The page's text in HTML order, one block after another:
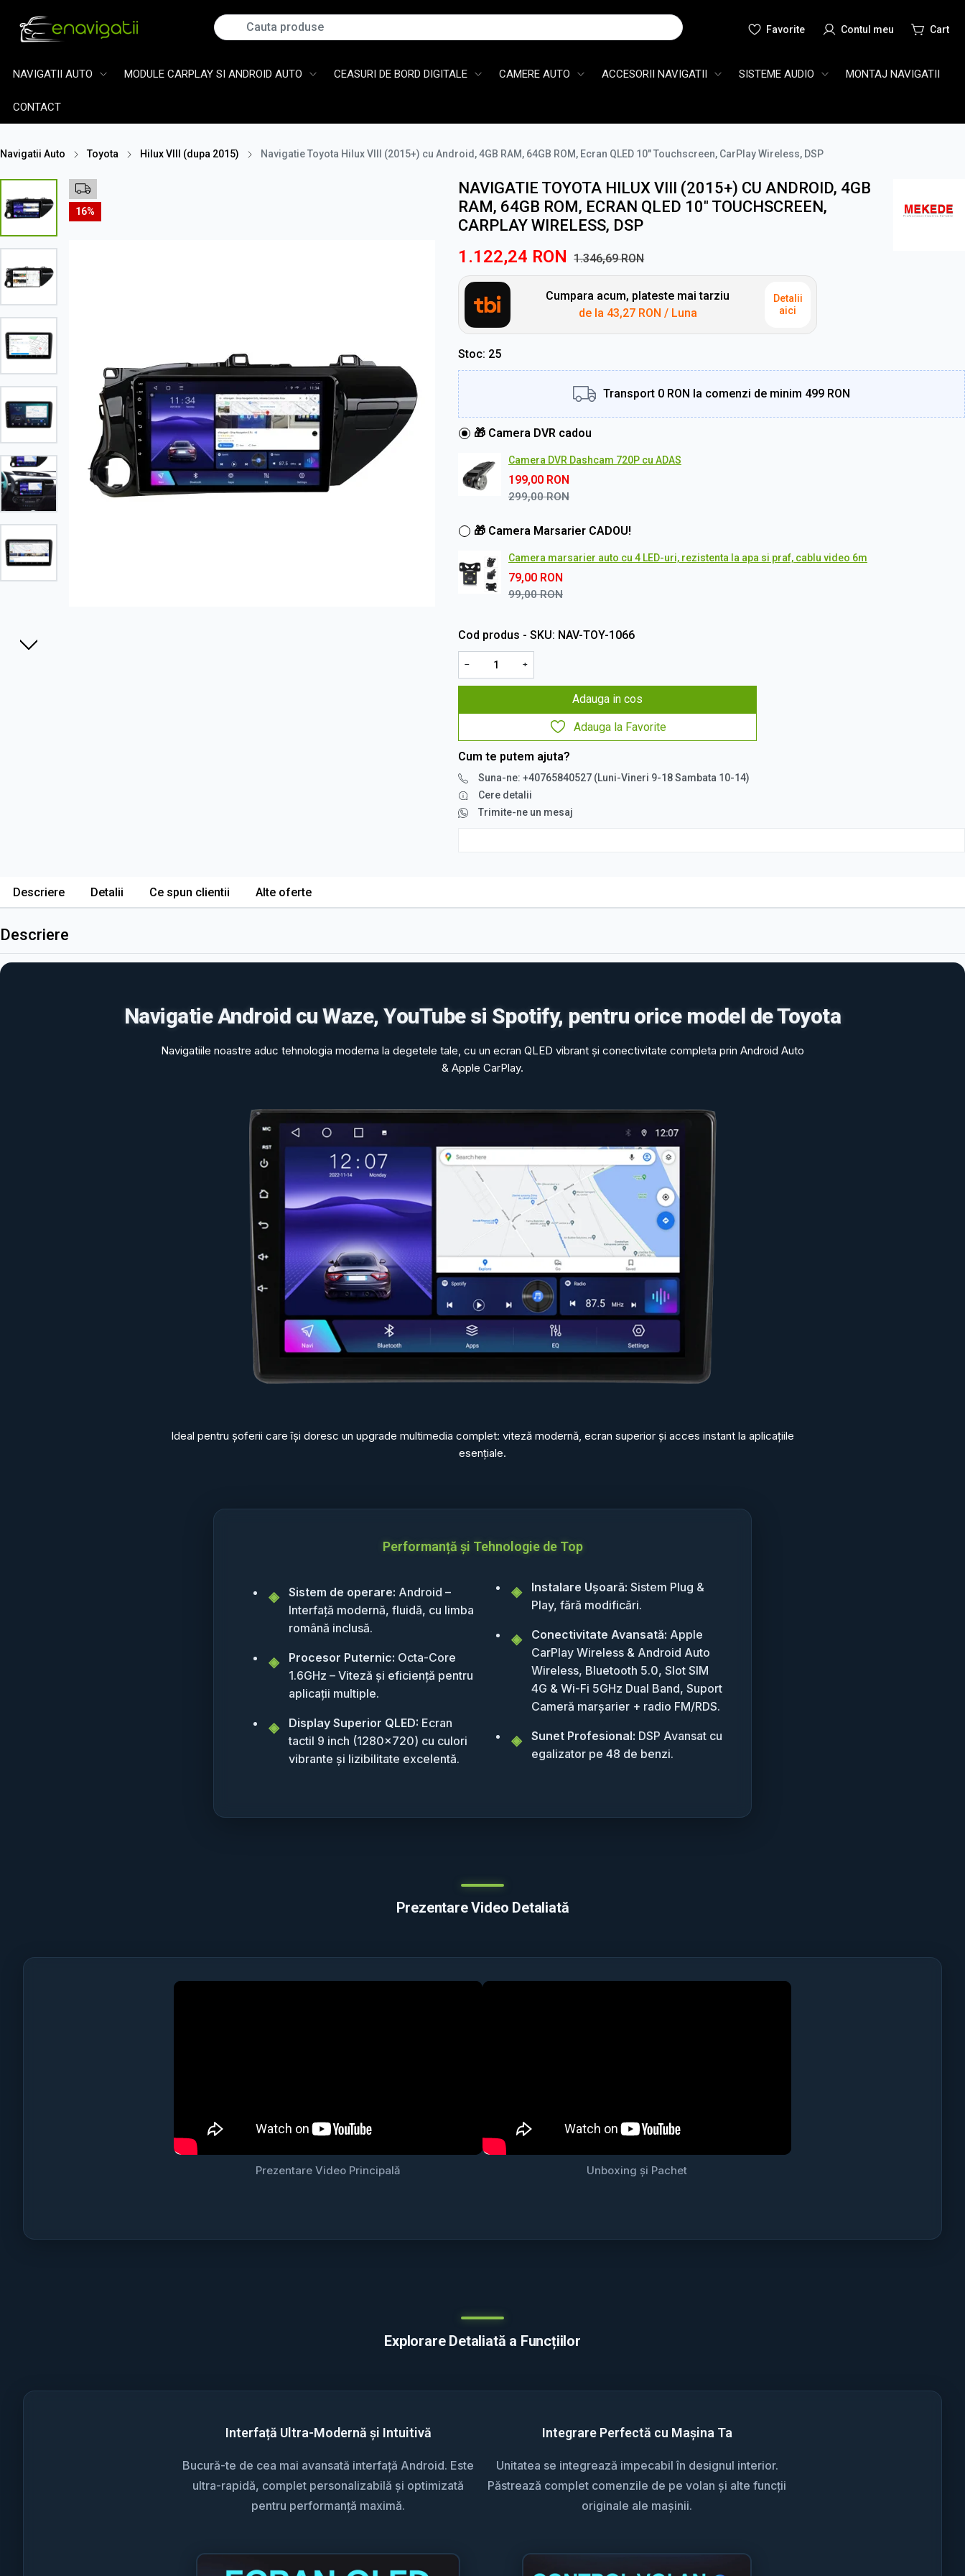
Cauta
NAVIGATII AUTO MODULE CARPLAY SI ANDROID AUTO CEASURI DE BORD DIGITALE CAMERE AUTO ACCESORII NAVIGATII SISTEME AUDIO MONTAJ NAVIGATII
CONTACT
Navigatii Auto Toyota Hilux VIII (dupa 2015) Navigatie Toyota Hilux VIII (2015+) cu Android, 4GB RAM, 64GB ROM, Ecran QLED 10" Touchscreen, CarPlay Wireless, DSP
16%
NAVIGATIE TOYOTA HILUX VIII (2015+) CU ANDROID, 4GB
RAM, 64GB ROM, ECRAN QLED 10" TOUCHSCREEN,
CARPLAY WIRELESS, DSP
1.122,24 RON 1.346,69RON
Cumpara acum, plateste mai tarziu
de la 43,27 RON / Luna
Detalii
aici
Stoc 25
Transport 0 RON la comenzi de minim 499 RON
🎁 Camera DVR cadou
Camera DVR Dashcam 720P cu ADAS
199,00 RON
299,00RON
🎁 Camera Marsarier CADOU!
Camera marsarier auto cu 4 LED-uri, rezistenta la apa si praf, cablu video 6m
79,00 RON
99,00RON
Cod produs - SKU NAV-TOY-1066
− +
Adauga in cos
Adauga la Favorite
Cum te putem ajuta?
Suna-ne: +40765840527 (Luni-Vineri 9-18 Sambata 10-14)
Cere detalii
Trimite-ne un mesaj
Descriere Detalii Ce spun clientii Alte oferte
Descriere
Navigatie Android cu Waze, YouTube si Spotify, pentru orice model de Toyota
Navigatiile noastre aduc tehnologia moderna la degetele tale, cu un ecran QLED vibrant și conectivitate completa prin Android Auto
& Apple CarPlay.
Ideal pentru șoferii care își doresc un upgrade multimedia complet: viteză modernă, ecran superior și acces instant la aplicațiile
esențiale.
Performanță și Tehnologie de Top
Sistem de operare: Android –
Interfață modernă, fluidă, cu limba
română inclusă.
Procesor Puternic: Octa-Core
1.6GHz – Viteză și eficiență pentru
aplicații multiple.
Display Superior QLED: Ecran
tactil 9 inch (1280x720) cu culori
vibrante și lizibilitate excelentă.
Instalare Ușoară: Sistem Plug &
Play, fără modificări.
Conectivitate Avansată: Apple
CarPlay Wireless & Android Auto
Wireless, Bluetooth 5.0, Slot SIM
4G & Wi-Fi 5GHz Dual Band, Suport
Cameră marșarier + radio FM/RDS.
Sunet Profesional: DSP Avansat cu
egalizator pe 48 de benzi.
Prezentare Video Detaliată
Prezentare Video Principală Unboxing și Pachet
Explorare Detaliată a Funcțiilor
Interfață Ultra-Modernă și Intuitivă
Bucură-te de cea mai avansată interfață Android. Este
ultra-rapidă, complet personalizabilă și optimizată
pentru performanță maximă.
Integrare Perfectă cu Mașina Ta
Unitatea se integrează impecabil în designul interior.
Păstrează complet comenzile de pe volan și alte funcții
originale ale mașinii.